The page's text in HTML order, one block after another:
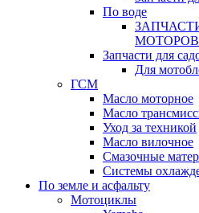
По воде
МОТОРОВ
Запчасти для
Для
ГСМ
Масло моторное
Масло
Уход за техникой
Масло вилочное
Смазочные
Системы
По земле и асфальту
Мотоциклы